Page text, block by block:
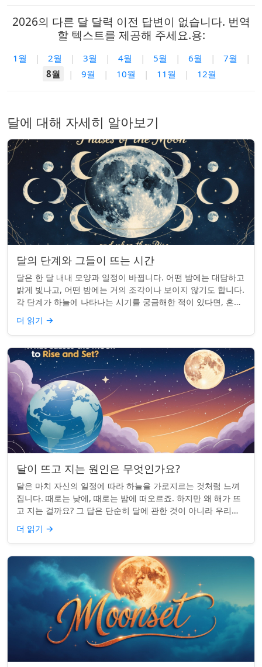
2026의 다른 달 달력 이전 답변이 없습니다. 번역
할 텍스트를 제공해 주세요.용:
1월 | 2월 | 3월 | 4월 | 5월 | 6월 | 7월
|
8월
| 9월 | 10월 | 11월 | 12월
달에 대해 자세히 알아보기
달의 단계와 그들이 뜨는 시간
달은 한 달 내내 모양과 일정이 바뀝니다. 어떤 밤에는 대담하고
밝게 빛나고, 어떤 밤에는 거의 조각이나 보이지 않기도 합니다.
각 단계가 하늘에 나타나는 시기를 궁금해한 적이 있다면, 혼자
가 아닙니다. 사실 그 타...
더 읽기 →
달이 뜨고 지는 원인은 무엇인가요?
달은 마치 자신의 일정에 따라 하늘을 가로지르는 것처럼 느껴
집니다. 때로는 낮에, 때로는 밤에 떠오르죠. 하지만 왜 해가 뜨
고 지는 걸까요? 그 답은 단순히 달에 관한 것이 아니라 우리에
관한 것입니다. 핵심 통찰:...
더 읽기 →